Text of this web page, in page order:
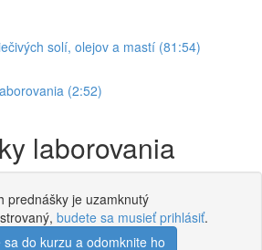
solí, olejov a mastí (81:54)
(2:52)
laborovania
prednášky je uzamknutý
budete sa musieť prihlásiť.
sa do kurzu a odomknite ho